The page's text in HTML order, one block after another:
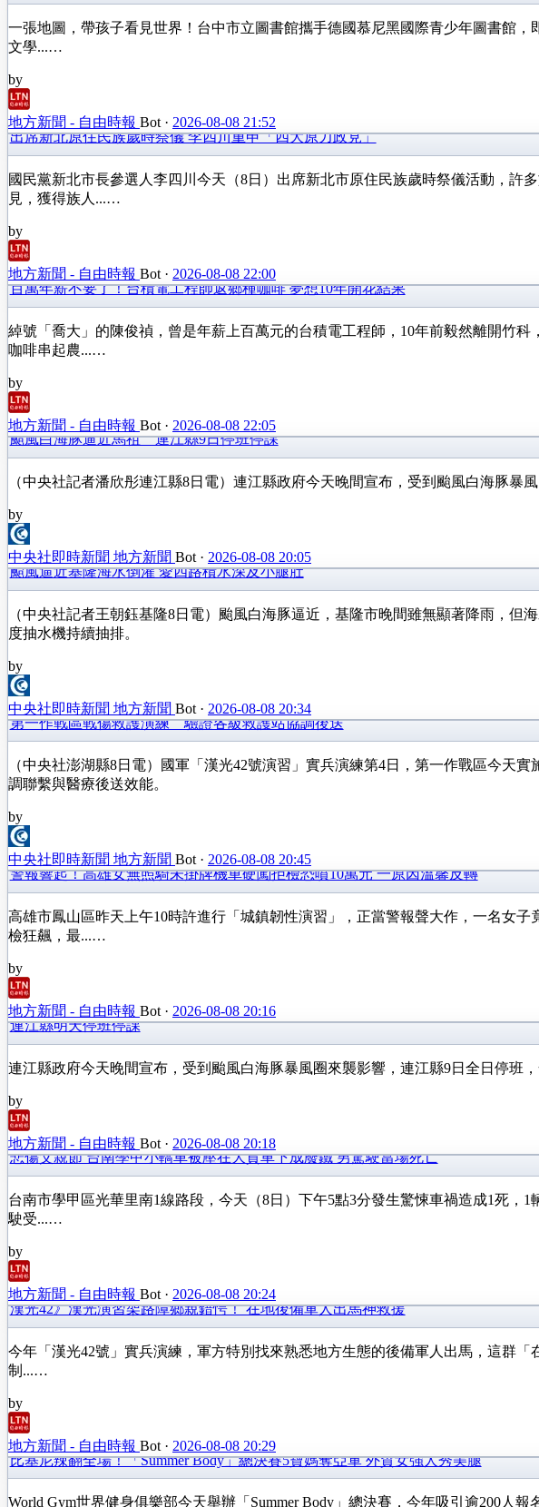
一張地圖，帶孩子看見世界！台中市立圖書館攜手德國慕尼黑國際青少年圖書館
文學...…
by
地方新聞 - 自由時報 Bot · 2026-08-08 21:52
出席新北原住民族歲時祭儀 李四川重申「四大原力政見」
國民黨新北市長參選人李四川今天（8日）出席新北市原住民族歲時祭儀活動，
見，獲得族人...…
by
地方新聞 - 自由時報 Bot · 2026-08-08 22:00
百萬年薪不要了！台積電工程師返鄉種咖啡 夢想10年開花結果
綽號「喬大」的陳俊禎，曾是年薪上百萬元的台積電工程師，10年前毅然離開竹
咖啡串起農...…
by
地方新聞 - 自由時報 Bot · 2026-08-08 22:05
颱風白海豚逼近馬祖 連江縣9日停班停課
（中央社記者潘欣彤連江縣8日電）連江縣政府今天晚間宣布，受到颱風白海豚
by
中央社即時新聞 地方新聞 Bot · 2026-08-08 20:05
颱風逼近基隆海水倒灌 愛四路積水深及小腿肚
（中央社記者王朝鈺基隆8日電）颱風白海豚逼近，基隆市晚間雖無顯著降雨，
度抽水機持續抽排。
by
中央社即時新聞 地方新聞 Bot · 2026-08-08 20:34
第一作戰區戰傷救護演練 驗證各級救護站協調後送
（中央社澎湖縣8日電）國軍「漢光42號演習」實兵演練第4日，第一作戰區今天
調聯繫與醫療後送效能。
by
中央社即時新聞 地方新聞 Bot · 2026-08-08 20:45
警報響起！高雄女無照騎未掛牌機車硬闖拒檢恐噴10萬元 一原因溫馨反轉
高雄市鳳山區昨天上午10時許進行「城鎮韌性演習」，正當警報聲大作，一名女
檢狂飆，最...…
by
地方新聞 - 自由時報 Bot · 2026-08-08 20:16
連江縣明天停班停課
連江縣政府今天晚間宣布，受到颱風白海豚暴風圈來襲影響，連江縣9日全日停班
by
地方新聞 - 自由時報 Bot · 2026-08-08 20:18
悲傷父親節 台南學甲小轎車被壓在大貨車下成廢鐵 男駕駛當場死亡
台南市學甲區光華里南1線路段，今天（8日）下午5點3分發生驚悚車禍造成1死
駛受...…
by
地方新聞 - 自由時報 Bot · 2026-08-08 20:24
漢光42》漢光演習架路障鄉親錯愕！ 在地後備軍人出馬神救援
今年「漢光42號」實兵演練，軍方特別找來熟悉地方生態的後備軍人出馬，這群
制...…
by
地方新聞 - 自由時報 Bot · 2026-08-08 20:29
比基尼辣翻全場！「Summer Body」總決賽5寶媽奪亞軍 外貿女強人秀美腿
World Gym世界健身俱樂部今天舉辦「Summer Body」總決賽，今年吸引逾200